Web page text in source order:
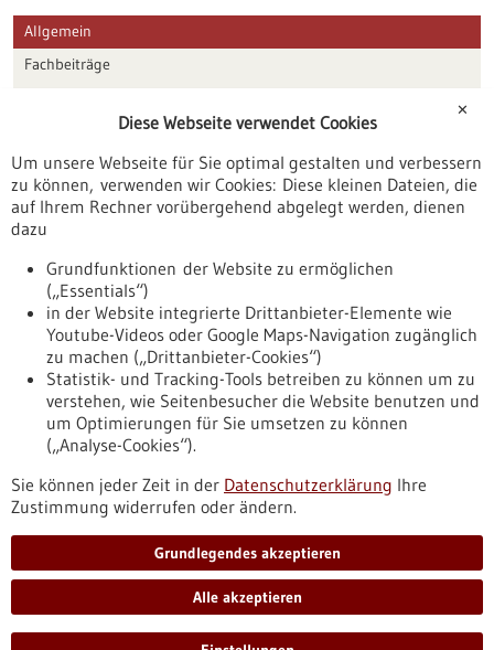
Allgemein
Fachbeiträge
Veranstaltungen
Erscheinungsdatum
Nach oben
Informiert bleiben
Newsletter abonnieren
✕
Diese Webseite verwendet Cookies
Um unsere Webseite für Sie optimal gestalten und verbessern
zu können, verwenden wir Cookies: Diese kleinen Dateien, die
auf Ihrem Rechner vorübergehend abgelegt werden, dienen
dazu
Grundfunktionen der Website zu ermöglichen
(„Essentials“)
in der Website integrierte Drittanbieter-Elemente wie
Youtube-Videos oder Google Maps-Navigation zugänglich
zu machen („Drittanbieter-Cookies“)
Statistik- und Tracking-Tools betreiben zu können um zu
verstehen, wie Seitenbesucher die Website benutzen und
um Optimierungen für Sie umsetzen zu können
(„Analyse-Cookies“).
Sie können jeder Zeit in der Datenschutzerklärung Ihre
Zustimmung widerrufen oder ändern.
Grundlegendes akzeptieren
Alle akzeptieren